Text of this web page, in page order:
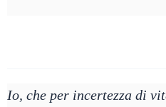
Io, che per incertezza di